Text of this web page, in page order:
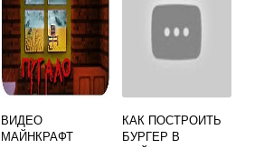
ВИДЕО
МАЙНКРАФТ
КАК ПОСТРОИТЬ
БУРГЕР В